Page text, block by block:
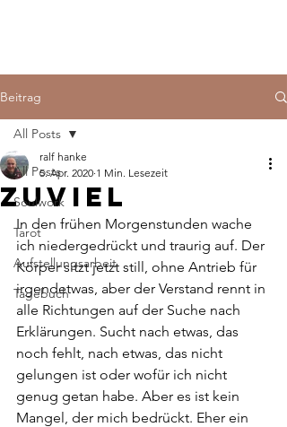
Beitrag
All Posts
Soulwork
Tarot
Aufstellungsarbeit
Tagebuch
All Posts
ZUVIEL
ralf hanke
5. Apr. 2020 1 Min. Lesezeit
In den frühen Morgenstunden wache
ich niedergedrückt und traurig auf. Der
Körper sitzt jetzt still, ohne Antrieb für
irgendetwas, aber der Verstand rennt in
alle Richtungen auf der Suche nach
Erklärungen. Sucht nach etwas, das
noch fehlt, nach etwas, das nicht
gelungen ist oder wofür ich nicht
genug getan habe. Aber es ist kein
Mangel, der mich bedrückt. Eher ein